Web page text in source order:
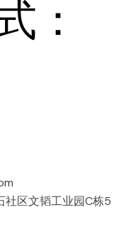
：
社区文韬工业园C栋5